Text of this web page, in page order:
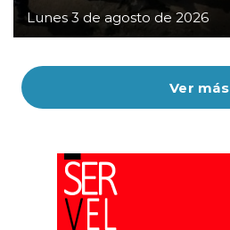
Ver más
Lunes 3 de agosto de 2026